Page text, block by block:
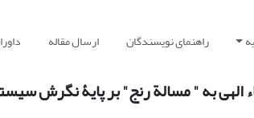
راهنمای نویسندگان ارسال مقاله
الهی به " مسالة رنج" بر پایۀ نگرش